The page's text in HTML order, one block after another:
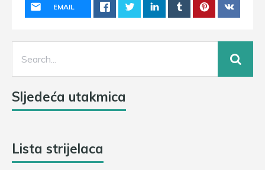
EMAIL
Sljedeća utakmica
Lista strijelaca